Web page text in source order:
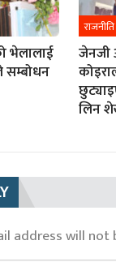
भेलालाई
सम्बोधन
राजनीति
जेनजी
लिन
address will not